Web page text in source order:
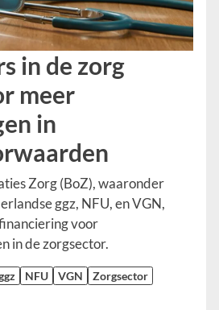
in de zorg
meer
in
Zorg (BoZ), waaronder
ggz, NFU, en VGN,
voor
in de zorgsector.
NFU VGN Zorgsector